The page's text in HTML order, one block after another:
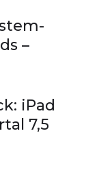
–
iPad
7,5